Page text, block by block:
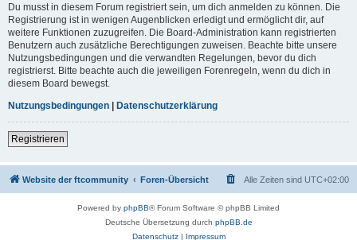
Du musst in diesem Forum registriert sein, um dich anmelden zu können. Die
Registrierung ist in wenigen Augenblicken erledigt und ermöglicht dir, auf
weitere Funktionen zuzugreifen. Die Board-Administration kann registrierten
Benutzern auch zusätzliche Berechtigungen zuweisen. Beachte bitte unsere
Nutzungsbedingungen und die verwandten Regelungen, bevor du dich
registrierst. Bitte beachte auch die jeweiligen Forenregeln, wenn du dich in
diesem Board bewegst.
Nutzungsbedingungen | Datenschutzerklärung
Registrieren
Website der ftcommunity Foren-Übersicht Alle Zeiten sind UTC+02:00
Powered by phpBB® Forum Software © phpBB Limited
Deutsche Übersetzung durch phpBB.de
Datenschutz| Impressum